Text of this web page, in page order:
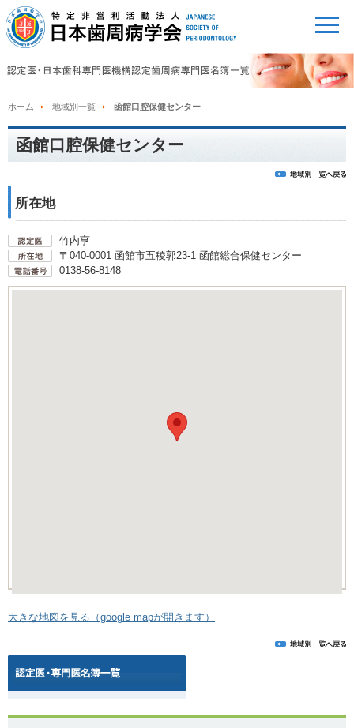
ホーム 地域別一覧 函館口腔保健センター
函館口腔保健センター
所在地
竹内亨
〒040-0001 函館市五稜郭23-1 函館総合保健センター
0138-56-8148
大きな地図を見る（google mapが開きます）